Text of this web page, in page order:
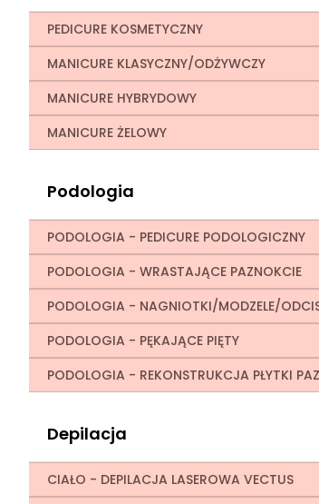
PEDICURE KOSMETYCZNY
MANICURE KLASYCZNY/ODŻYWCZY
MANICURE HYBRYDOWY
MANICURE ŻELOWY
Podologia
PODOLOGIA - PEDICURE PODOLOGICZNY
PODOLOGIA - WRASTAJĄCE PAZNOKCIE
PODOLOGIA - NAGNIOTKI/MODZELE/
PODOLOGIA - PĘKAJĄCE PIĘTY
PODOLOGIA - REKONSTRUKCJA PŁYTKI
Depilacja
CIAŁO - DEPILACJA LASEROWA VECTUS